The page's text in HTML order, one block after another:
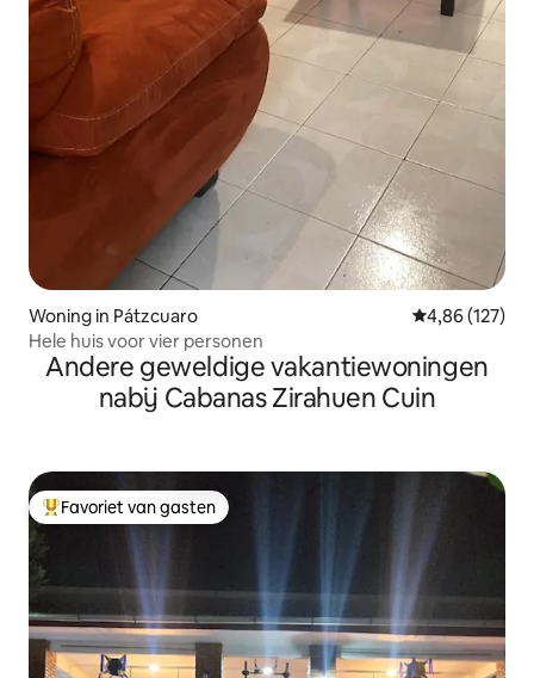
Woning in Pátzcuaro Gemiddelde
4,86 (127)
Hele huis voor vier personen
Andere geweldige vakantiewoningen
nabij Cabanas Zirahuen Cuin
Topfavoriet van gasten
Favoriet van gasten